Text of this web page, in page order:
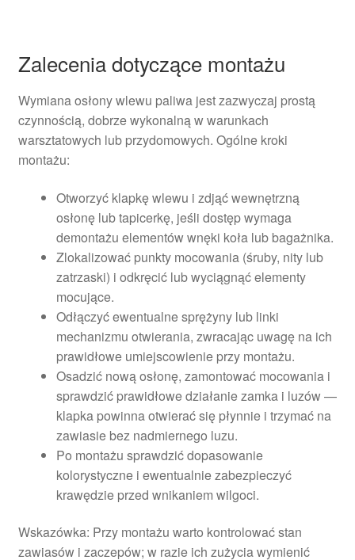
Zalecenia dotyczące montażu
Wymiana osłony wlewu paliwa jest zazwyczaj prostą
czynnością, dobrze wykonalną w warunkach
warsztatowych lub przydomowych. Ogólne kroki
montażu:
Otworzyć klapkę wlewu i zdjąć wewnętrzną
osłonę lub tapicerkę, jeśli dostęp wymaga
demontażu elementów wnęki koła lub bagażnika.
Zlokalizować punkty mocowania (śruby, nity lub
zatrzaski) i odkręcić lub wyciągnąć elementy
mocujące.
Odłączyć ewentualne sprężyny lub linki
mechanizmu otwierania, zwracając uwagę na ich
prawidłowe umiejscowienie przy montażu.
Osadzić nową osłonę, zamontować mocowania i
sprawdzić prawidłowe działanie zamka i luzów —
klapka powinna otwierać się płynnie i trzymać na
zawiasie bez nadmiernego luzu.
Po montażu sprawdzić dopasowanie
kolorystyczne i ewentualnie zabezpieczyć
krawędzie przed wnikaniem wilgoci.
Wskazówka: Przy montażu warto kontrolować stan
zawiasów i zaczepów; w razie ich zużycia wymienić